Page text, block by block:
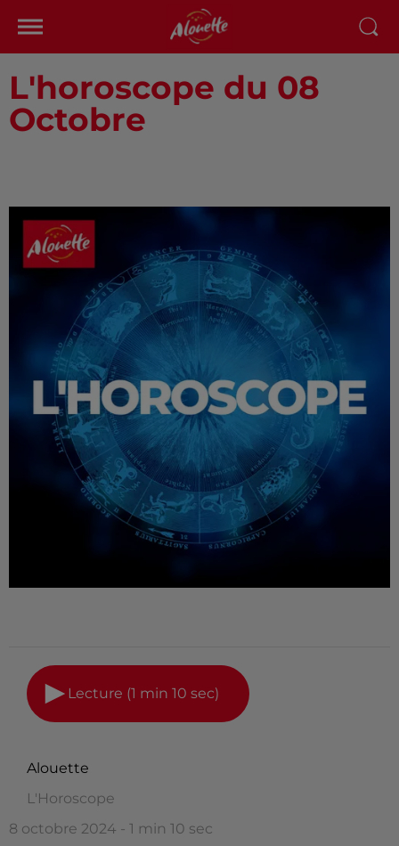
L'horoscope du 08
Octobre
Lecture (1 min 10 sec)
Alouette
L'Horoscope
8 octobre 2024 - 1 min 10 sec